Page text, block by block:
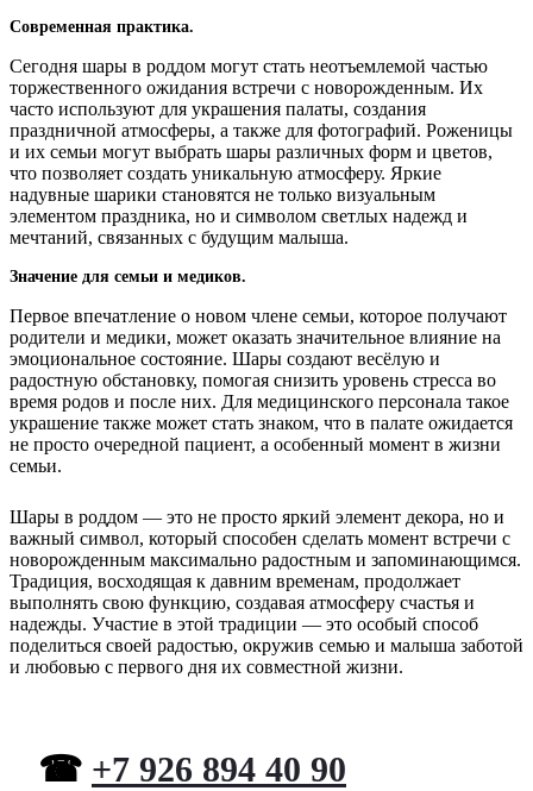
Современная практика.
Сегодня шары в роддом могут стать неотъемлемой частью
торжественного ожидания встречи с новорожденным. Их
часто используют для украшения палаты, создания
праздничной атмосферы, а также для фотографий. Роженицы
и их семьи могут выбрать шары различных форм и цветов,
что позволяет создать уникальную атмосферу. Яркие
надувные шарики становятся не только визуальным
элементом праздника, но и символом светлых надежд и
мечтаний, связанных с будущим малыша.
Значение для семьи и медиков.
Первое впечатление о новом члене семьи, которое получают
родители и медики, может оказать значительное влияние на
эмоциональное состояние. Шары создают весёлую и
радостную обстановку, помогая снизить уровень стресса во
время родов и после них. Для медицинского персонала такое
украшение также может стать знаком, что в палате ожидается
не просто очередной пациент, а особенный момент в жизни
семьи.
Шары в роддом — это не просто яркий элемент декора, но и
важный символ, который способен сделать момент встречи с
новорожденным максимально радостным и запоминающимся.
Традиция, восходящая к давним временам, продолжает
выполнять свою функцию, создавая атмосферу счастья и
надежды. Участие в этой традиции — это особый способ
поделиться своей радостью, окружив семью и малыша заботой
и любовью с первого дня их совместной жизни.
☎ +7 926 894 40 90